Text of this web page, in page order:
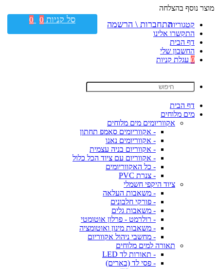
מוצר נוסף בהצלחה
קטגוריות
התקשרו אלינו
דף הבית
החשבון שלי
0 עגלת קניות
דף הבית
מים מלוחים
אקווריומים מים מלוחים
- אקווריומים סאמפ תחתון
- אקווריומים נאנו
- אקווריום בניה עצמית
- אקווריום עם ציוד הכל כלול
- כל האקווריומים
- צנרת PVC
ציוד היקפי חשמלי
- משאבות העלאה
- פורקי חלבונים
- משאבות גלים
- רולרמט - פרלון אוטומטי
- משאבות מינון ואוטומציה
- מחשבי ניהול אקווריום
תאורה למים מלוחים
- תאורות לד LED
- פסי לד (בארים)
התחברות \ הרשמה סל קניות 0
0